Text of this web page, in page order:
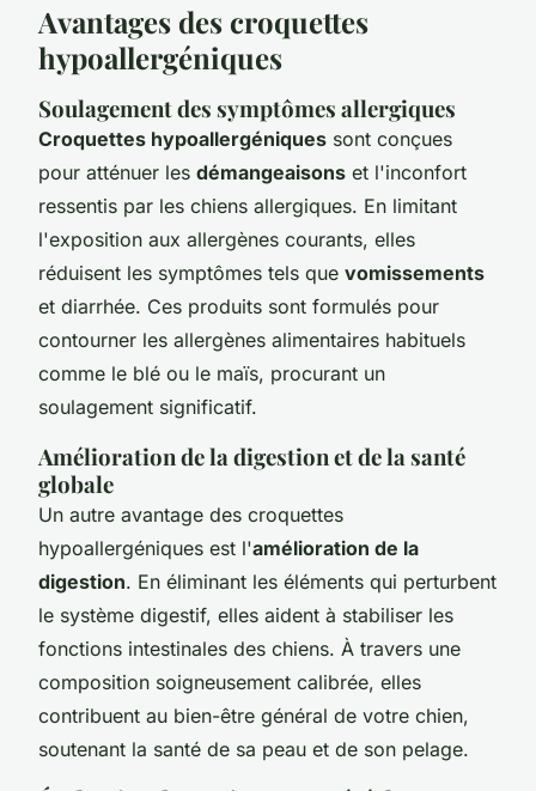
Avantages des croquettes
hypoallergéniques
Soulagement des symptômes allergiques
Croquettes hypoallergéniques sont conçues
pour atténuer les démangeaisons et l'inconfort
ressentis par les chiens allergiques. En limitant
l'exposition aux allergènes courants, elles
réduisent les symptômes tels que vomissements
et diarrhée. Ces produits sont formulés pour
contourner les allergènes alimentaires habituels
comme le blé ou le maïs, procurant un
soulagement significatif.
Amélioration de la digestion et de la santé
globale
Un autre avantage des croquettes
hypoallergéniques est l'amélioration de la
digestion. En éliminant les éléments qui perturbent
le système digestif, elles aident à stabiliser les
fonctions intestinales des chiens. À travers une
composition soigneusement calibrée, elles
contribuent au bien-être général de votre chien,
soutenant la santé de sa peau et de son pelage.